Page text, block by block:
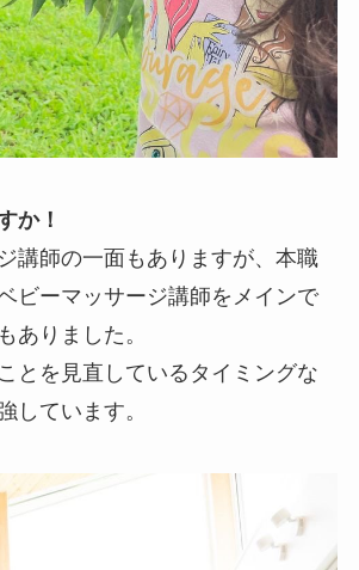
か！
講師の一面もありますが、本職
ビーマッサージ講師をメインで
ありました。
とを見直しているタイミングな
しています。